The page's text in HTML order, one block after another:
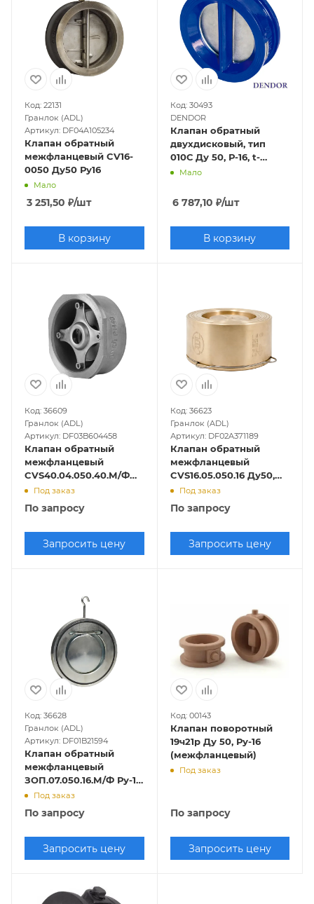
Код: 22131
Гранлок (ADL)
Артикул: DF04A105234
Клапан обратный
межфланцевый CV16-
0050 Ду50 Ру16
Мало
3 251,50 ₽/шт
В корзину
Код: 30493
DENDOR
Клапан обратный
двухдисковый, тип
010С Ду 50, Р-16, t-
130оС, чугунные
межфланцевый
Мало
6 787,10 ₽/шт
В корзину
Код: 36609
Гранлок (ADL)
Артикул: DF03B604458
Клапан обратный
межфланцевый
CVS40.04.050.40.М/Ф
Ду50, Ру-40, Т-300
Под заказ
По запросу
Запросить цену
Код: 36623
Гранлок (ADL)
Артикул: DF02A371189
Клапан обратный
межфланцевый
CVS16.05.050.16 Ду50,
Ру-16, Т-250
Под заказ
По запросу
Запросить цену
Код: 36628
Гранлок (ADL)
Артикул: DF01B21594
Клапан обратный
межфланцевый
ЗОП.07.050.16.М/Ф Ру-16,
Т-110 (нерж.)
Под заказ
По запросу
Запросить цену
Код: 00143
Клапан поворотный
19ч21р Ду 50, Ру-16
(межфланцевый)
Под заказ
По запросу
Запросить цену